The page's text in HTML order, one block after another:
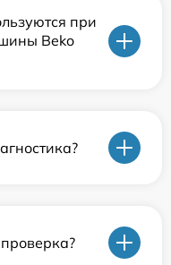
при
Beko